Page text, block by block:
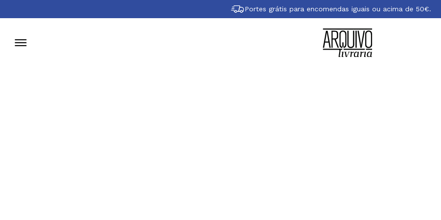
para
principal
Portes grátis para encomendas iguais ou acima de 50€.